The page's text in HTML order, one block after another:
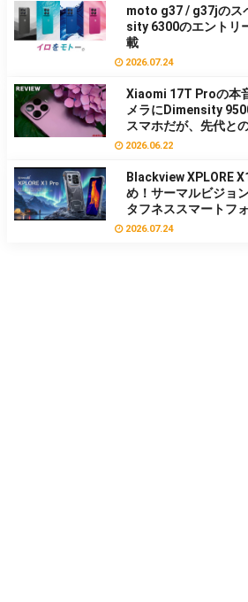
moto g37 / g37jのス
sity 6300のエントリ
載
2026.07.24
Xiaomi 17T Proの本
メラにDimensity
スマホだが、先代と
2026.06.22
Blackview XPLORE
め！サーマルビジョ
タフネススマートフ
2026.07.24